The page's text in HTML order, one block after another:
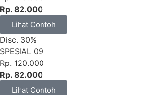
Rp. 82.000
Lihat Contoh
Disc. 30%
SPESIAL 09
Rp. 120.000
Rp. 82.000
Lihat Contoh